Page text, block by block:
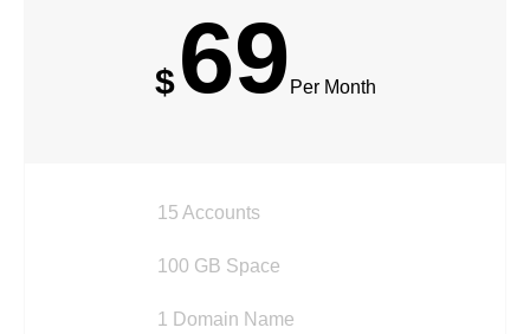
$69 Per Month
15 Accounts
100 GB Space
1 Domain Name